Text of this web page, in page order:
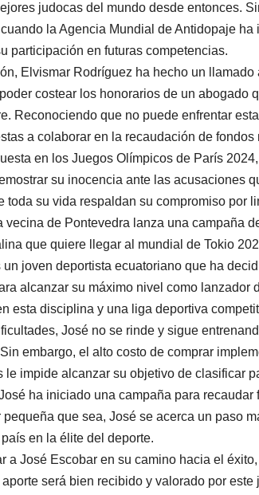
judocas del mundo desde entonces.
la Agencia Mundial de Antidopaje
participación en futuras competencias.
Elvismar Rodríguez ha hecho un
costear los honorarios de un abogado
Reconociendo que no puede enfrentar
a colaborar en la recaudación de
en los Juegos Olímpicos de París
su inocencia ante las acusaciones
toda su vida respaldan su compromiso por
vecina de Pontevedra lanza una campaña
que quiere llegar al mundial de Tokio
joven deportista ecuatoriano que ha
alcanzar su máximo nivel como
esta disciplina y una liga deportiva
José no se rinde y sigue
embargo, el alto costo de comprar
le impide alcanzar su objetivo de clasificar
ha iniciado una campaña para
que sea, José se acerca un paso
en la élite del deporte.
a José Escobar en su camino hacia el
será bien recibido y valorado por